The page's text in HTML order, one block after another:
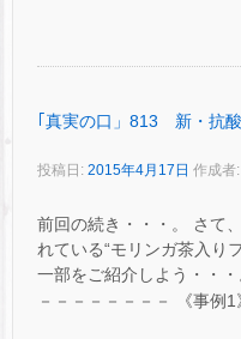
｢真実の口」813 新・抗
投稿日: 2015年4月17日 作成者:
前回の続き・・・。 さて
れている“モリンガ茶入り
一部をご紹介しよう・・
－－－－－－－－ 《事例